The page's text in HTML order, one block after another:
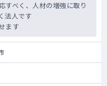
すべく、人材の増強に取り
法人です
ます